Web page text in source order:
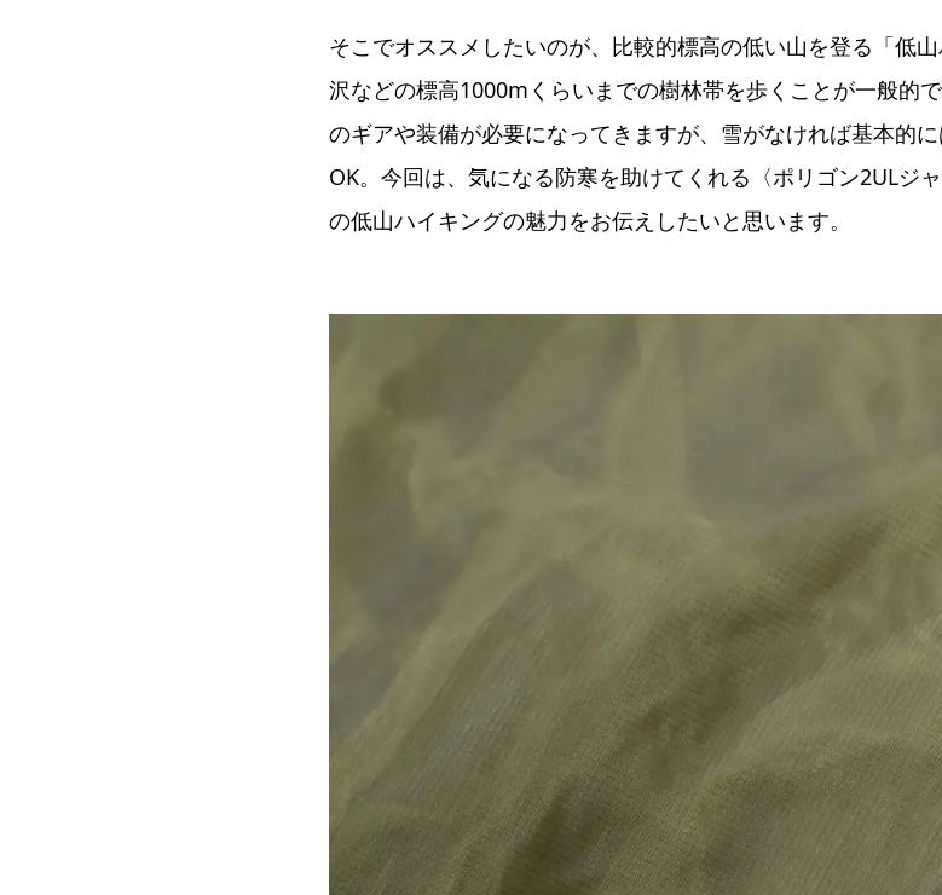
そこでオススメしたいのが、比較的標高の低い山を登る「低
沢などの標高1000mくらいまでの樹林帯を歩くことが一般的
のギアや装備が必要になってきますが、雪がなければ基本的
OK。今回は、気になる防寒を助けてくれる〈ポリゴン2ULジ
の低山ハイキングの魅力をお伝えしたいと思います。